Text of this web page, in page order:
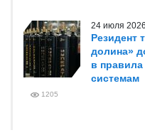
24 июля 2026
Резидент
долина»
в
системам
1205